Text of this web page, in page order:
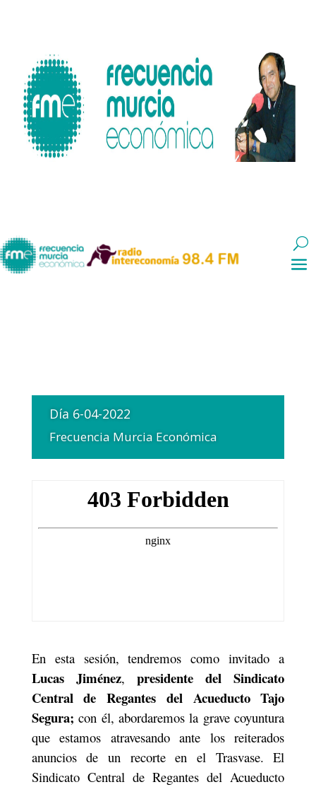
Día 6-04-2022
Frecuencia Murcia Económica
En esta sesión, tendremos como invitado a
Lucas Jiménez,presidente del Sindicato
Central de Regantes del Acueducto Tajo
Segura; con él, abordaremos la grave coyuntura
que estamos atravesando ante los reiterados
anuncios de un recorte en el Trasvase. El
Sindicato Central de Regantes del Acueducto